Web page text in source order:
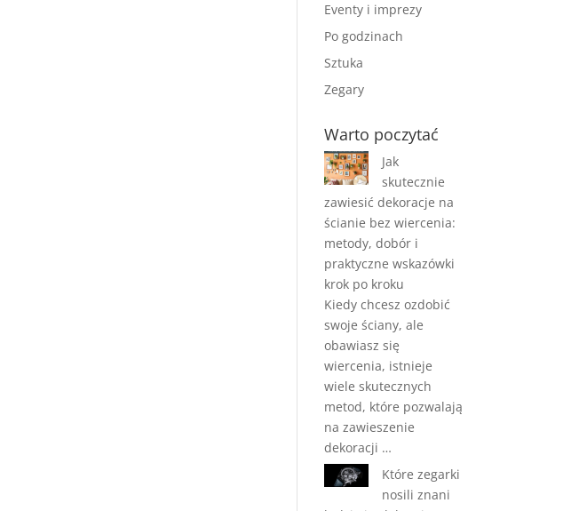
Eventy i imprezy
Po godzinach
Sztuka
Zegary
Warto poczytać
Jak
skutecznie
zawiesić dekoracje na
ścianie bez wiercenia:
metody, dobór i
praktyczne wskazówki
krok po kroku
Kiedy chcesz ozdobić
swoje ściany, ale
obawiasz się
wiercenia, istnieje
wiele skutecznych
metod, które pozwalają
na zawieszenie
dekoracji …
Które zegarki
nosili znani